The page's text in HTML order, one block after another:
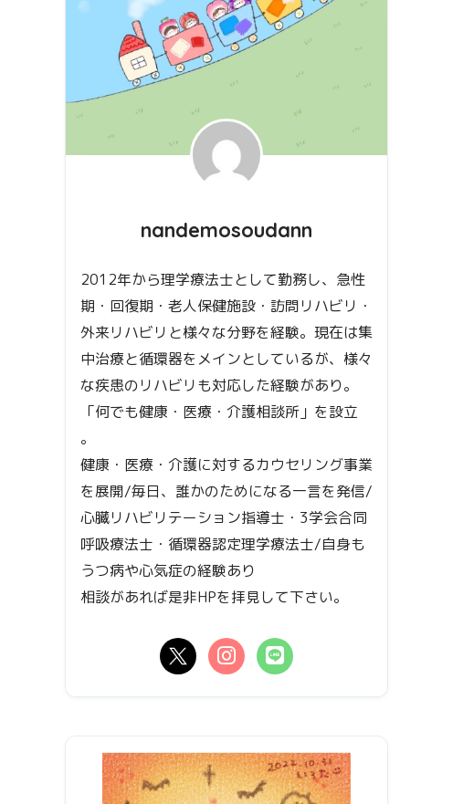
nandemosoudann
2012年から理学療法士として勤務し、急性
期・回復期・老人保健施設・訪問リハビリ・
外来リハビリと様々な分野を経験。現在は集
中治療と循環器をメインとしているが、様々
な疾患のリハビリも対応した経験があり。
「何でも健康・医療・介護相談所」を設立
。
健康・医療・介護に対するカウセリング事業
を展開/毎日、誰かのためになる一言を発信/
心臓リハビリテーション指導士・3学会合同
呼吸療法士・循環器認定理学療法士/自身も
うつ病や心気症の経験あり
相談があれば是非HPを拝見して下さい。